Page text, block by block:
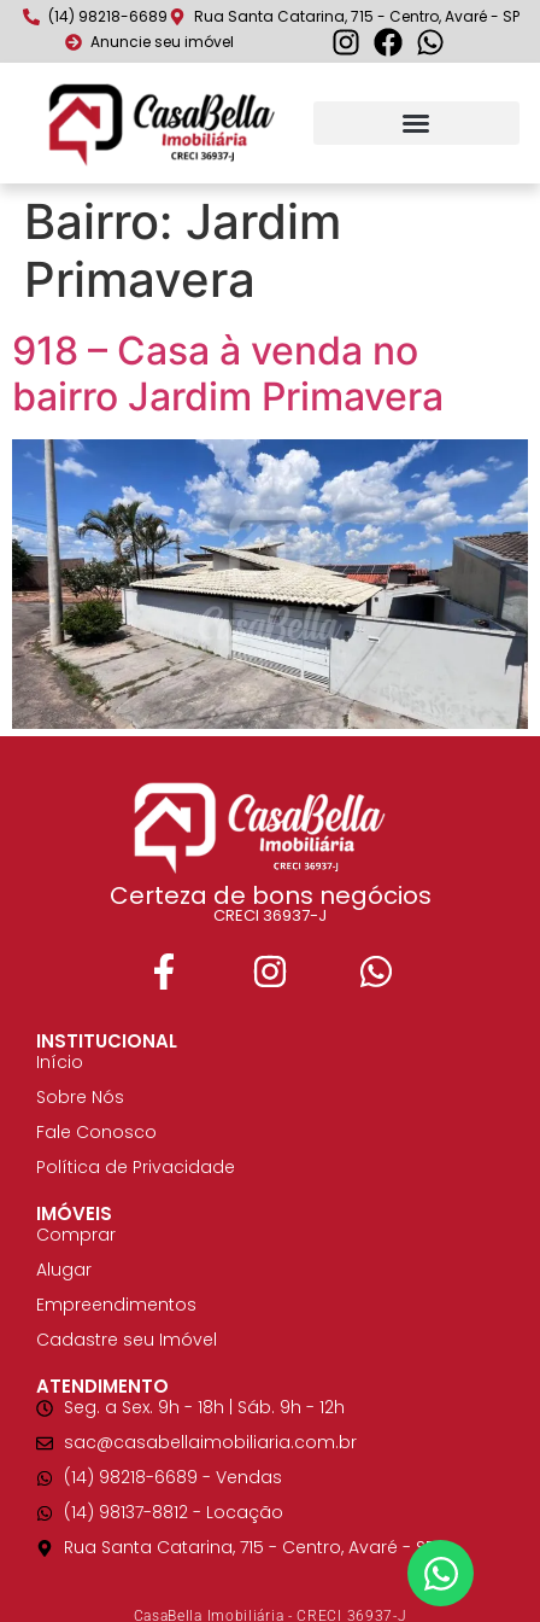
(14) 98218-6689
Rua Santa Catarina, 715 - Centro, Avaré - SP
Anuncie seu imóvel
Bairro: Jardim
Primavera
918 – Casa à venda no
bairro Jardim Primavera
Certeza de bons negócios
CRECI 36937-J
INSTITUCIONAL
Início
Sobre Nós
Fale Conosco
Política de Privacidade
IMÓVEIS
Comprar
Alugar
Empreendimentos
Cadastre seu Imóvel
ATENDIMENTO
Seg. a Sex. 9h - 18h | Sáb. 9h - 12h
sac@casabellaimobiliaria.com.br
(14) 98218-6689​ - Vendas
(14) 98137-8812​ - Locação
Rua Santa Catarina, 715 - Centro, Avaré - SP
CasaBella Imobiliária - CRECI 36937-J